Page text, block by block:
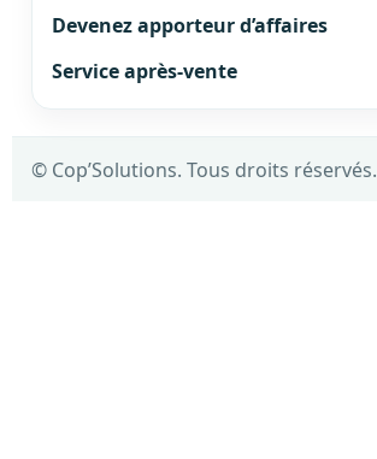
Devenez apporteur d’affaires
Service après-vente
© Cop’Solutions. Tous droits réservés.